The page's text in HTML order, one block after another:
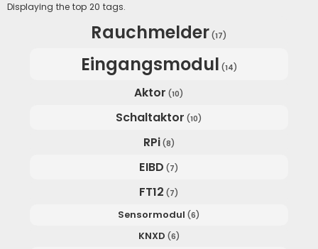
Displaying the top 20 tags.
Rauchmelder (17)
Eingangsmodul (14)
Aktor (10)
Schaltaktor (10)
RPi (8)
EIBD (7)
FT12 (7)
Sensormodul (6)
KNXD (6)